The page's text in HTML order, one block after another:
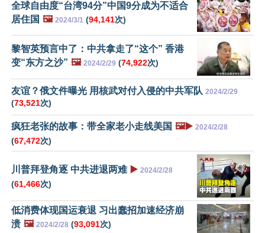
全球自由度“台湾94分”中国9分成为不适合
居住国 🖼️ 2024/3/1 (94,141次)
黎智英预言中了：中共拿走了“这个” 香港
变“东方之沙” 🖼️ 2024/2/29 (74,922次)
友谊？俄文件曝光 用核武对付入侵的中共军队 2024/2/29
(73,521次)
疯狂老张的故事：带全家老小走线美国 🖼️▶️ 2024/2/28
(67,472次)
川普拜登角逐 中共进退两难 ▶️ 2024/2/28
(61,466次)
低消费体现国运衰退 习出蠢招加速经济崩
溃 🖼️ 2024/2/28 (93,091次)